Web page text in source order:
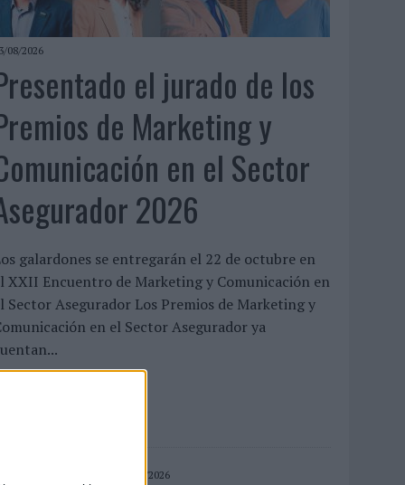
08/2026
el jurado de los
de Marketing y
en el Sector
2026
galardones se entregarán el 22 de octubre en
XXII Encuentro de Marketing y Comunicación en
Sector Asegurador Los Premios de Marketing y
en el Sector Asegurador ya
03/08/2026